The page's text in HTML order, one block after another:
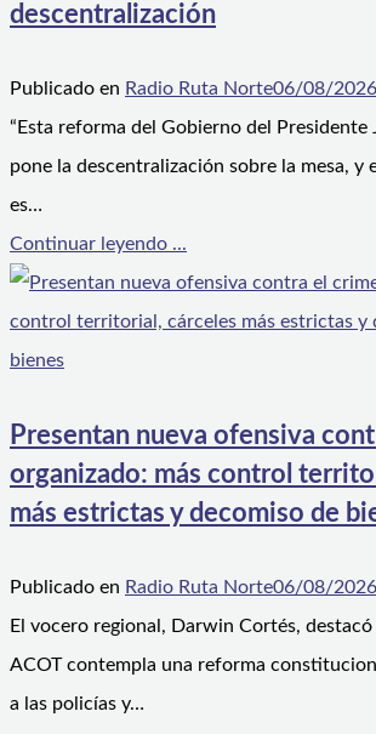
descentralización
Publicado en Radio Ruta Norte06/08/2026
“Esta reforma del Gobierno del Presidente
pone la descentralización sobre la mesa, y
es…
Continuar leyendo ...
Presentan nueva ofensiva
organizado: más control
más estrictas y decomiso de
Publicado en Radio Ruta Norte06/08/2026
El vocero regional, Darwin Cortés, destacó
ACOT contempla una reforma
a las policías y…